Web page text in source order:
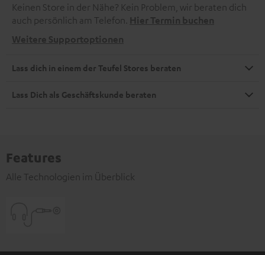
Keinen Store in der Nähe? Kein Problem, wir beraten dich
auch persönlich am Telefon. Hier Termin buchen
Weitere Supportoptionen
Lass dich in einem der Teufel Stores beraten
Lass Dich als Geschäftskunde beraten
Features
Alle Technologien im Überblick